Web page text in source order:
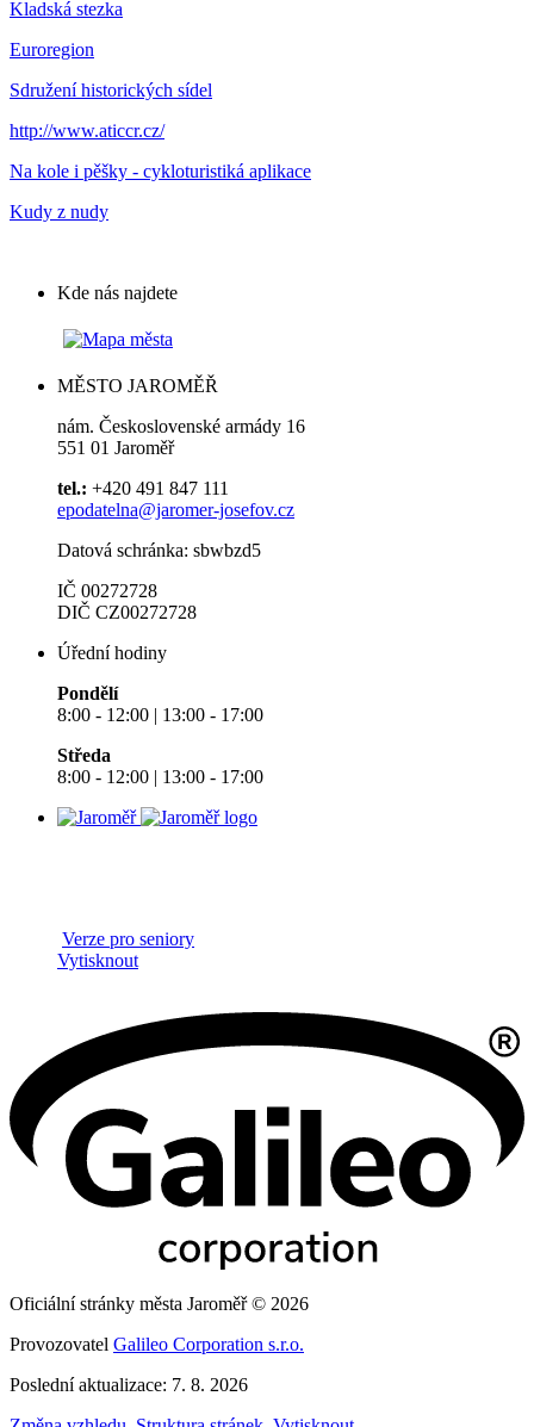
Kladská stezka
Euroregion
Sdružení historických sídel
http://www.aticcr.cz/
Na kole i pěšky - cykloturistiká aplikace
Kudy z nudy
Kde nás najdete
MĚSTO JAROMĚŘ
nám. Československé armády 16
551 01 Jaroměř
tel.: +420 491 847 111
epodatelna@jaromer-josefov.cz
Datová schránka: sbwbzd5
IČ 00272728
DIČ CZ00272728
Úřední hodiny
Pondělí
8:00 - 12:00 | 13:00 - 17:00
Středa
8:00 - 12:00 | 13:00 - 17:00
Verze pro seniory
Vytisknout
Oficiální stránky města Jaroměř © 2026
Provozovatel Galileo Corporation s.r.o.
Poslední aktualizace: 7. 8. 2026